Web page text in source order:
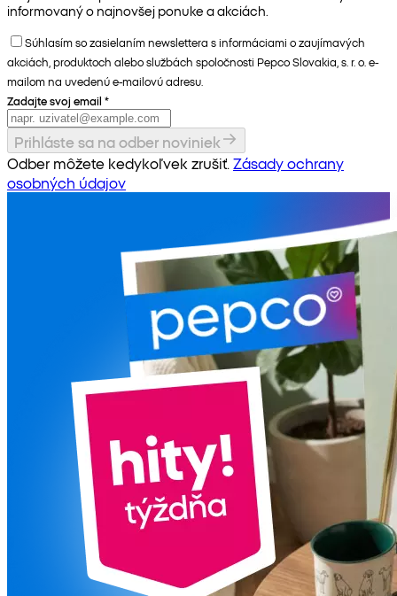
informovaný o najnovšej ponuke a akciách.
Súhlasím so zasielaním newslettera s informáciami o zaujímavých
akciách, produktoch alebo službách spoločnosti Pepco Slovakia, s. r. o. e-
mailom na uvedenú e-mailovú adresu.
Zadajte svoj email *
Prihláste sa na odber noviniek
Odber môžete kedykoľvek zrušiť.Zásady ochrany
osobných údajov